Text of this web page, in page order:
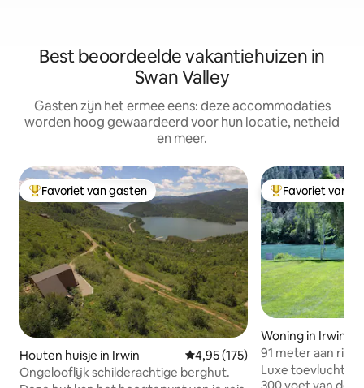
Best beoordeelde vakantiehuizen in
Swan Valley
Gasten zijn het ermee eens: deze accommodaties
worden hoog gewaardeerd voor hun locatie, netheid
en meer.
Topfavoriet van gasten
Favoriet van gasten
Houten huisje in Irwin Gemiddelde beoordeling van
4,95 (175)
Ongelooflijk schilderachtige berghut.
Topfavoriet van
Favoriet van
Woning in Irwin
91 meter aan
Snake River
Luxe